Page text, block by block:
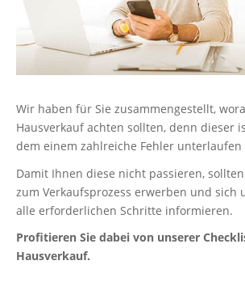
Wir haben für Sie zusammengestellt,
Hausverkauf achten sollten, denn dieser
dem einem zahlreiche Fehler unterlaufen
Damit Ihnen diese nicht passieren,
zum Verkaufsprozess erwerben und sich
alle erforderlichen Schritte informieren.
Profitieren Sie dabei von unserer
Hausverkauf.